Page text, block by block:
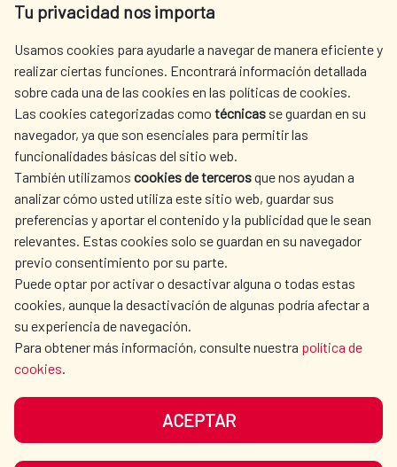
Tu privacidad nos importa
Usamos cookies para ayudarle a navegar de manera eficiente y
realizar ciertas funciones. Encontrará información detallada
sobre cada una de las cookies en las políticas de cookies.
Las cookies categorizadas como técnicas se guardan en su
navegador, ya que son esenciales para permitir las
funcionalidades básicas del sitio web.
También utilizamos cookies de tercerosque nos ayudan a
analizar cómo usted utiliza este sitio web, guardar sus
preferencias y aportar el contenido y la publicidad que le sean
relevantes. Estas cookies solo se guardan en su navegador
previo consentimiento por su parte.
Puede optar por activar o desactivar alguna o todas estas
cookies, aunque la desactivación de algunas podría afectar a
su experiencia de navegación.
Para obtener más información, consulte nuestra política de
cookies.
ACEPTAR
Tel. +34 900 20 30 54​​​​​​​
AECID
OÙ NOUS COOPÉRONS
L'ACTION HUMANITAIRE
ESPAGNOLE
SALLE DE PRESSE
CULTURE ET SCIENCE BIBLIOTHÈQUE
NOS RÉSEAUX SOCIAUX
PROTECTION DES DONNÉES
COOKIES
NAVÉGATION